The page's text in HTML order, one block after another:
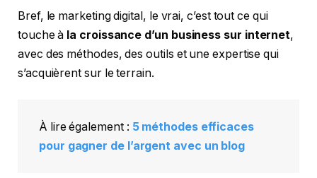
Bref, le marketing digital, le vrai, c’est tout ce qui
touche à la croissance d’un business sur internet,
avec des méthodes, des outils et une expertise qui
s’acquièrent sur le terrain.
À lire également : 5 méthodes efficaces
pour gagner de l’argent avec un blog